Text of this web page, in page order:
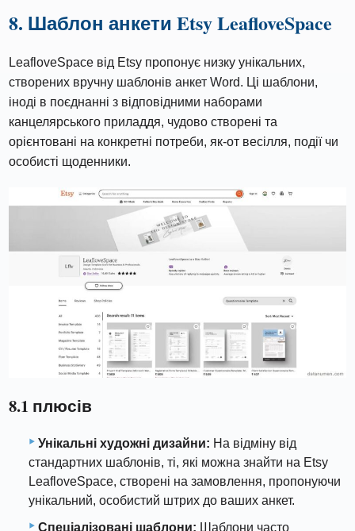
8. Шаблон анкети Etsy LeafloveSpace
LeafloveSpace від Etsy пропонує низку унікальних,
створених вручну шаблонів анкет Word. Ці шаблони,
іноді в поєднанні з відповідними наборами
канцелярського приладдя, чудово створені та
орієнтовані на конкретні потреби, як-от весілля, події чи
особисті щоденники.
8.1 плюсів
Унікальні художні дизайни: На відміну від
стандартних шаблонів, ті, які можна знайти на Etsy
LeafloveSpace, створені на замовлення, пропонуючи
унікальний, особистий штрих до ваших анкет.
Спеціалізовані шаблони: Шаблони часто